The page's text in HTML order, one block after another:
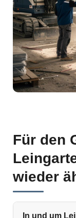
Für den
wieder
In und um